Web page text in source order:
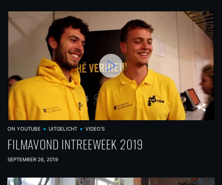
ON YOUTUBE UITGELICHT VIDEO'S
FILMAVOND INTREEWEEK 2019
SEPTEMBER 26, 2019